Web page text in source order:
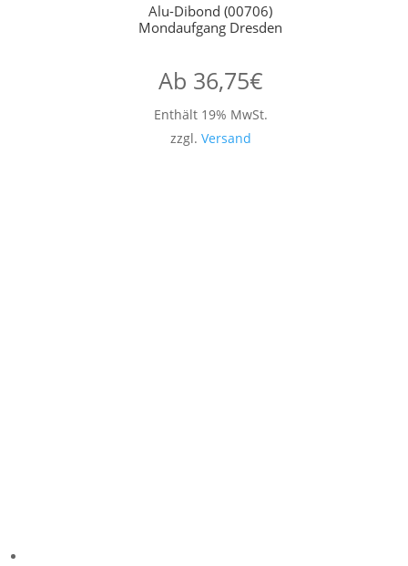
Alu-Dibond (00706)
Mondaufgang Dresden
Ab 36,75€
Enthält 19% MwSt.
zzgl. Versand